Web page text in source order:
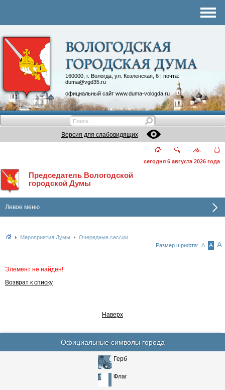
160000, г. Вологда, ул. Козленская, 6 | почта:
duma@vgd35.ru
официальный сайт www.duma-vologda.ru
Контакты
Депутатские объединения
Версия для слабовидящих
сегодня 6 августа 2026 года
Председатель Вологодской
городской Думы
Левое меню
Мероприятия Думы
Очередные сессии
Размер шрифта: А А А
Элемент не найден!
Возврат к списку
Наверх
Официальные символы города
Герб
Флаг